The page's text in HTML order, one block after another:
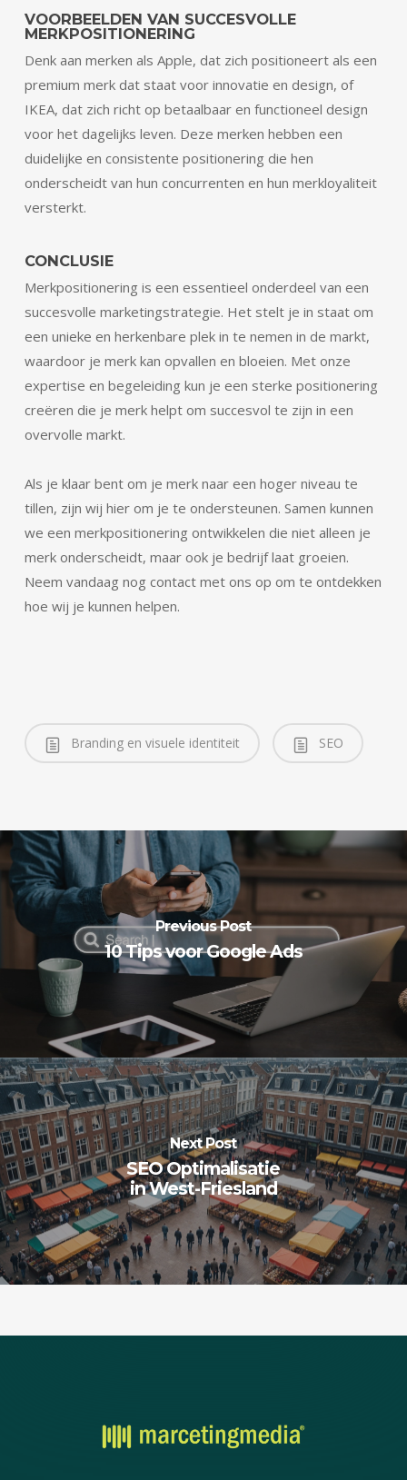
VOORBEELDEN VAN SUCCESVOLLE
MERKPOSITIONERING
Denk aan merken als Apple, dat zich positioneert als een
premium merk dat staat voor innovatie en design, of
IKEA, dat zich richt op betaalbaar en functioneel design
voor het dagelijks leven. Deze merken hebben een
duidelijke en consistente positionering die hen
onderscheidt van hun concurrenten en hun merkloyaliteit
versterkt.
CONCLUSIE
Merkpositionering is een essentieel onderdeel van een
succesvolle marketingstrategie. Het stelt je in staat om
een unieke en herkenbare plek in te nemen in de markt,
waardoor je merk kan opvallen en bloeien. Met onze
expertise en begeleiding kun je een sterke positionering
creëren die je merk helpt om succesvol te zijn in een
overvolle markt.
Als je klaar bent om je merk naar een hoger niveau te
tillen, zijn wij hier om je te ondersteunen. Samen kunnen
we een merkpositionering ontwikkelen die niet alleen je
merk onderscheidt, maar ook je bedrijf laat groeien.
Neem vandaag nog contact met ons op om te ontdekken
hoe wij je kunnen helpen.
Branding en visuele identiteit SEO
Previous Post
10 Tips voor Google Ads
Next Post
SEO Optimalisatie
in West-Friesland